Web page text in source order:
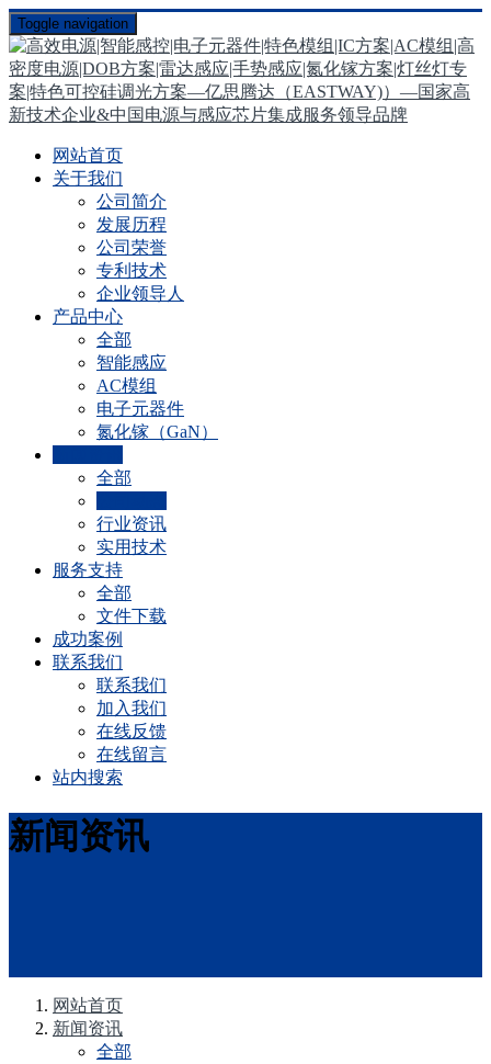
Toggle navigation
网站首页
关于我们
公司简介
发展历程
公司荣誉
专利技术
企业领导人
产品中心
全部
智能感应
AC模组
电子元器件
氮化镓（GaN）
全部
行业资讯
实用技术
服务支持
全部
文件下载
成功案例
联系我们
联系我们
加入我们
在线反馈
在线留言
站内搜索
新闻资讯
网站首页
新闻资讯
全部